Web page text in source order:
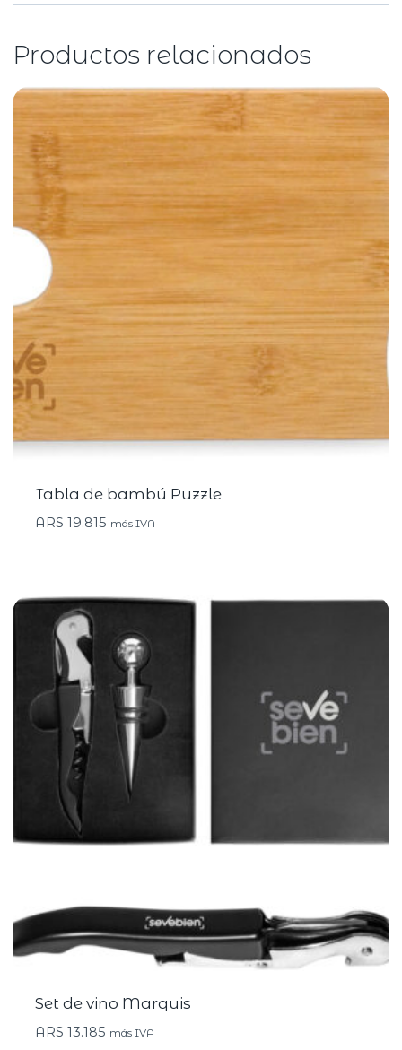
Productos relacionados
Tabla de bambú Puzzle
ARS 19.815 más IVA
Set de vino Marquis
ARS 13.185 más IVA